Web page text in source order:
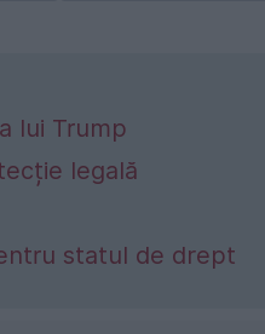
lui Trump
legală
statul de drept